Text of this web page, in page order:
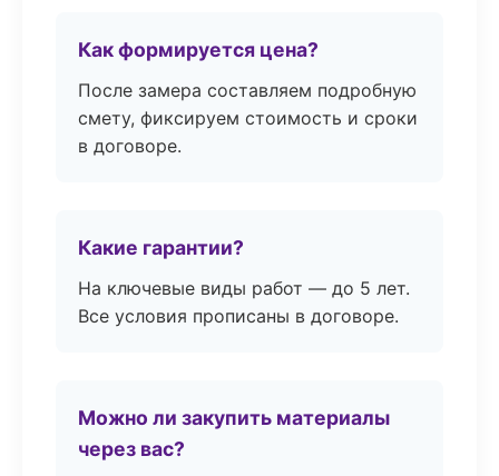
Как формируется цена?
После замера составляем подробную
смету, фиксируем стоимость и сроки
в договоре.
Какие гарантии?
На ключевые виды работ — до 5 лет.
Все условия прописаны в договоре.
Можно ли закупить материалы
через вас?